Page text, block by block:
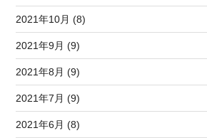
2021年10月 (8)
2021年9月 (9)
2021年8月 (9)
2021年7月 (9)
2021年6月 (8)